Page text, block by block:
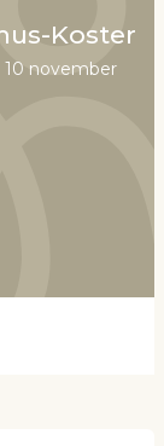
Koster
november